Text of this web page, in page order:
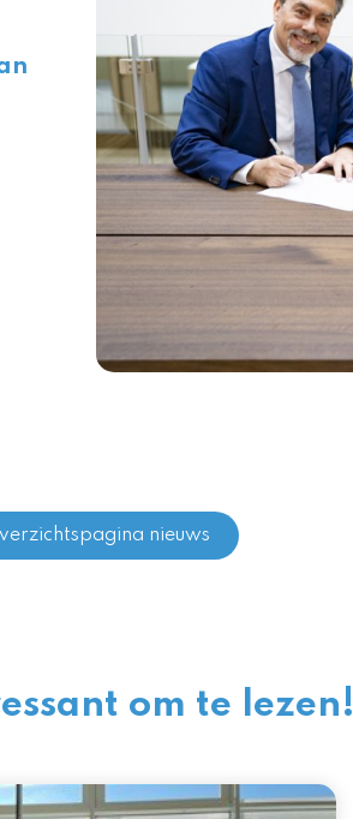
nieuws
om te lezen!